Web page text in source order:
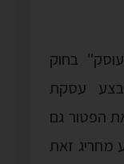
בחוק
עסקת
הפטור גם
מחריג זאת